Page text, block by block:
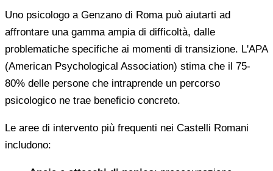
Uno psicologo a Genzano di Roma può aiutarti ad
affrontare una gamma ampia di difficoltà, dalle
problematiche specifiche ai momenti di transizione. L'APA
(American Psychological Association) stima che il 75-
80% delle persone che intraprende un percorso
psicologico ne trae beneficio concreto.
Le aree di intervento più frequenti nei Castelli Romani
includono: